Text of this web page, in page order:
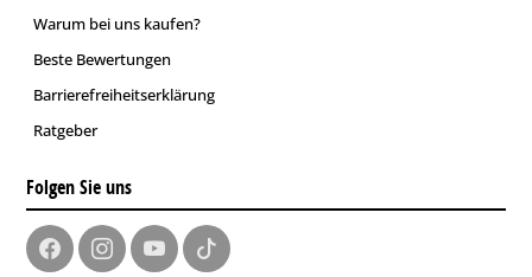
Warum bei uns kaufen?
Beste Bewertungen
Barrierefreiheitserklärung
Ratgeber
Folgen Sie uns